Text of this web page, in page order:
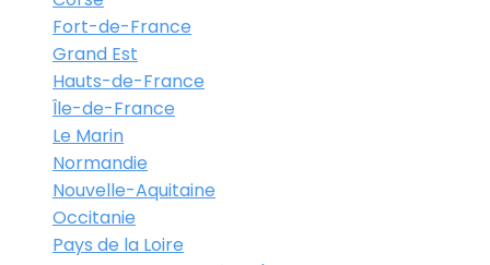
Fort-de-France
Grand Est
Hauts-de-France
Île-de-France
Le Marin
Normandie
Nouvelle-Aquitaine
Occitanie
Pays de la Loire